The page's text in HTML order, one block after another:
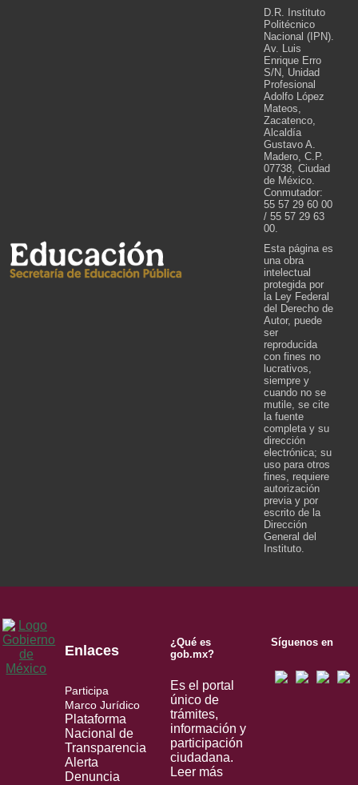
D.R. Instituto
Politécnico
Nacional (IPN).
Av. Luis
Enrique Erro
S/N, Unidad
Profesional
Adolfo López
Mateos,
Zacatenco,
Alcaldía
Gustavo A.
Madero, C.P.
07738, Ciudad
de México.
Conmutador:
55 57 29 60 00
/ 55 57 29 63
00.
Esta página es
una obra
intelectual
protegida por
la Ley Federal
del Derecho de
Autor, puede
ser
reproducida
con fines no
lucrativos,
siempre y
cuando no se
mutile, se cite
la fuente
completa y su
dirección
electrónica; su
uso para otros
fines, requiere
autorización
previa y por
escrito de la
Dirección
General del
Instituto.
Enlaces
Participa
Marco Jurídico
Plataforma
Nacional de
Transparencia
Alerta
Denuncia
¿Qué es
gob.mx?
Es el portal
único de
trámites,
información y
participación
ciudadana.
Leer más
Síguenos en